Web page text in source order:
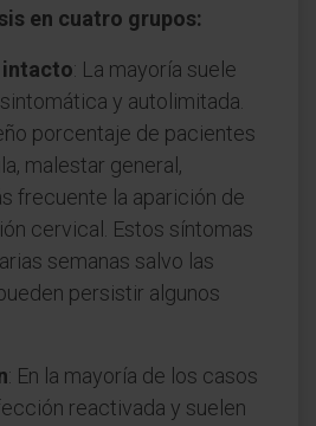
en cuatro grupos:
intacto: La mayoría suele
y autolimitada.
porcentaje de pacientes
malestar general,
frecuente la aparición de
cervical. Estos síntomas
semanas salvo las
persistir algunos
: En la mayoría de los casos
reactivada y suelen